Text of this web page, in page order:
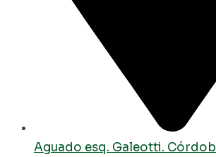
Aguado esq. Galeotti.